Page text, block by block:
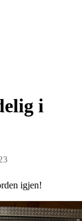
i
igjen!